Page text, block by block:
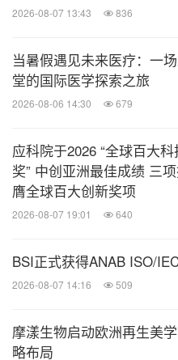
2026-08-07 13:43 836
当暑假遇见未来医疗：一
堂的国际医学探索之旅
2026-08-06 14:30 679
应科院于2026 “全球百大
奖” 中创亚洲最佳成绩 三
膺全球百大创新奖项
2026-08-07 19:01 640
BSI正式获得ANAB ISO/
2026-08-07 14:16 509
摩漾生物启动欧洲再生美
略布局